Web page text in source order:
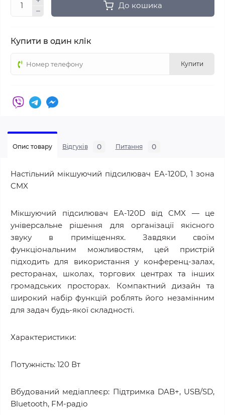
До кошика
Купити в один клік
Купити
Опис товару Відгуків 0 Питання 0
Настільний мікшуючий підсилювач EA-120D, 1 зона
CMX
Мікшуючий підсилювач EA-120D від CMX — це
універсальне рішення для організації якісного
звуку в приміщеннях. Завдяки своїм
функціональним можливостям, цей пристрій
підходить для використання у конференц-залах,
ресторанах, школах, торгових центрах та інших
громадських просторах. Компактний дизайн та
широкий набір функцій роблять його незамінним
для задач будь-якої складності.
Характеристики:
Потужність: 120 Вт
Вбудований медіаплеєр: Підтримка DAB+, USB/SD,
Bluetooth, FM-радіо